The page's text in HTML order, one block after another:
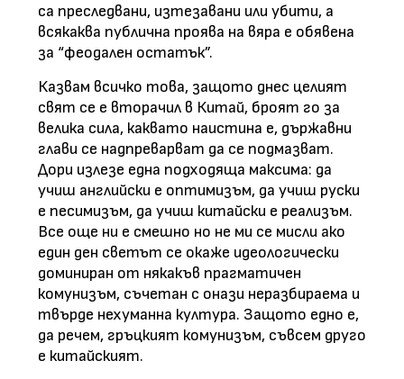
са преследвани, изтезавани или убити, а
всякаква публична проява на вяра е обявена
за “феодален остатък”.
Казвам всичко това, защото днес целият
свят се е вторачил в Китай, броят го за
велика сила, каквато наистина е, държавни
глави се надпреварват да се подмазват.
Дори излезе една подходяща максима: да
учиш английски е оптимизъм, да учиш руски
е песимизъм, да учиш китайски е реализъм.
Все още ни е смешно но не ми се мисли ако
един ден светът се окаже идеологически
доминиран от някакъв прагматичен
комунизъм, съчетан с онази неразбираема и
твърде нехуманна култура. Защото едно е,
да речем, гръцкият комунизъм, съвсем друго
е китайският.